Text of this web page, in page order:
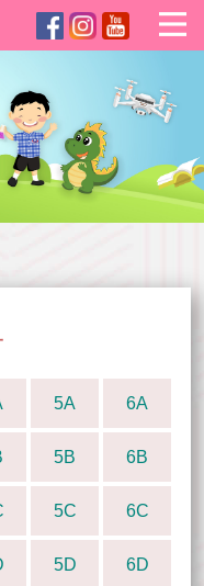
5A 6A
5B 6B
5C 6C
5D 6D